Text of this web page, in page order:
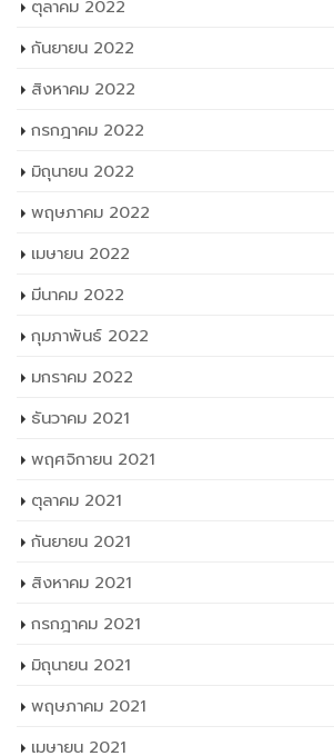
ตุลาคม 2022
กันยายน 2022
สิงหาคม 2022
กรกฎาคม 2022
มิถุนายน 2022
พฤษภาคม 2022
เมษายน 2022
มีนาคม 2022
กุมภาพันธ์ 2022
มกราคม 2022
ธันวาคม 2021
พฤศจิกายน 2021
ตุลาคม 2021
กันยายน 2021
สิงหาคม 2021
กรกฎาคม 2021
มิถุนายน 2021
พฤษภาคม 2021
เมษายน 2021